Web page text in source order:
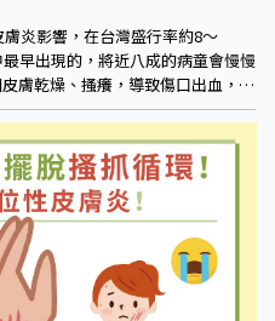
炎影響，在台灣盛行率約8～
早出現的，將近八成的病童會慢慢
膚乾燥、搔癢，導致傷口出血，睡
貝病情反覆發作，卻沒有可長期使
兒科醫師面臨診斷與治療的困境。